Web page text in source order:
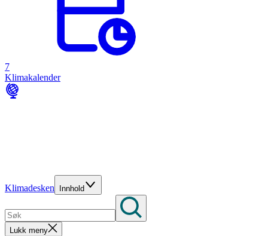
7
Klimakalender
Klimadesken Innhold
Lukk meny